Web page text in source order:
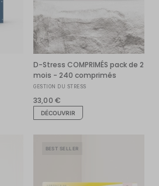
D-Stress COMPRIMÉS pack de 2
mois - 240 comprimés
GESTION DU STRESS
33,00 €
DÉCOUVRIR
BEST SELLER